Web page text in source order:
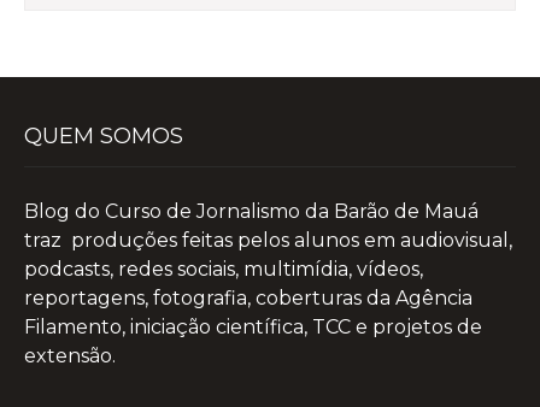
QUEM SOMOS
Blog do Curso de Jornalismo da Barão de Mauá
traz produções feitas pelos alunos em audiovisual,
podcasts, redes sociais, multimídia, vídeos,
reportagens, fotografia, coberturas da Agência
Filamento, iniciação científica, TCC e projetos de
extensão.